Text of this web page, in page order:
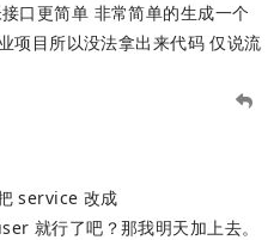
口更简单 非常简单的生成一个
项目所以没法拿出来代码 仅说流
service 改成
就行了吧？那我明天加上去。